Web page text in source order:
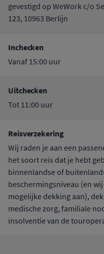
gevestigd op WeWork c/o
123, 10963 Berlijn
Inchecken
Vanaf 15:00 uur
Uitchecken
Tot 11:00 uur
Reisverzekering
Wij raden je aan een
het soort reis dat je hebt
binnenlandse of
beschermingsniveau (en
mogelijke dekking aan),
medische zorg, familiale
insolventie van de